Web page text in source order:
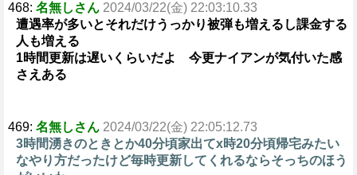
468: 名無しさん 2024/03/22(金) 22:03:10.33
遭遇率が多いとそれだけうっかり被弾も増えるし課金する
人も増える
1時間更新は遅いくらいだよ 今更ナイアンが気付いた感
さえある
469: 名無しさん 2024/03/22(金) 22:05:12.73
3時間湧きのときとか40分頃家出てx時20分頃帰宅みたい
なやり方だったけど毎時更新してくれるならそっちのほう